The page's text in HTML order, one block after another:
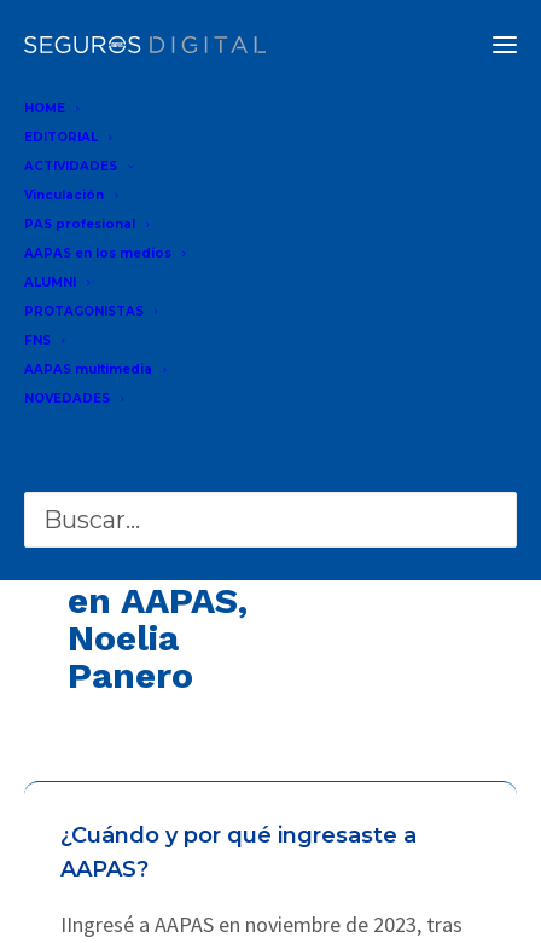
HOME
EDITORIAL
ACTIVIDADES
Vinculación
PAS profesional
AAPAS en los medios
ALUMNI
PROTAGONISTAS
FNS
AAPAS multimedia
NOVEDADES
09-09-2024
QUIÉN ES QUIÉN
Desde la
vocación
seguro
hasta la
en AAPAS,
Noelia
Panero
¿Cuándo y por qué ingresaste a
AAPAS?
IIngresé a AAPAS en noviembre de 2023, tras